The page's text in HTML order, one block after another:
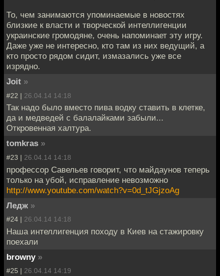
То, чем занимаются упоминаемые в новостях
близкие к власти и творческой интеллигенции
украинские громодяне, очень напоминает эту игру.
Даже уже не интересно, кто там из них ведущий, а
кто просто рядом сидит, измазались уже все
изрядно.
Joit »
#22 | 26.04.14 14:18
Так надо было вместо пива водку ставить в клетке,
да и медведей с балалайками забыли...
Откровенная халтура.
tomkras »
#23 | 26.04.14 14:18
профессор Савельев говорит, что майдаунов теперь
только на убой, исправление невозможно
http://www.youtube.com/watch?v=0d_tJGjzoAg
Ледж »
#24 | 26.04.14 14:18
Наша интеллигенция походу в Киев на стажировку
поехали
browny »
#25 | 26.04.14 14:19